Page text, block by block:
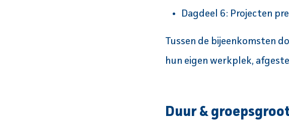
Dagdeel 6: Projecten
Tussen de bijeenkomsten
hun eigen werkplek,
Duur &